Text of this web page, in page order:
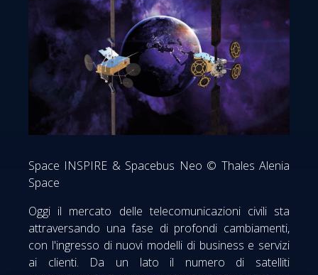
Space INSPIRE & Spacebus Neo © Thales Alenia
Space
Oggi il mercato delle telecomunicazioni civili sta
attraversando una fase di profondi cambiamenti,
con l'ingresso di nuovi modelli di business e servizi
ai clienti. Da un lato il numero di satelliti